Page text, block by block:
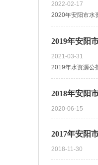
2022-02-17
2020年安阳市水
2019年安阳
2021-03-31
2019年水资源公
2018年安阳
2020-06-15
2017年安阳
2018-11-30